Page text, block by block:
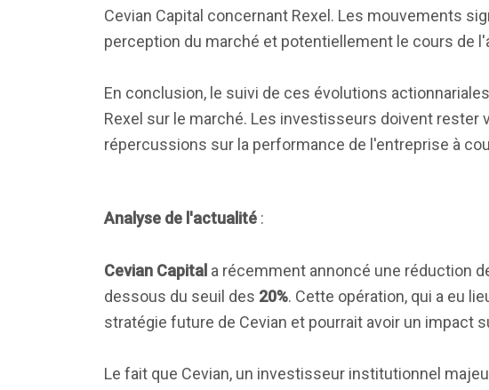
Cevian Capital concernant Rexel. Les mouvements
perception du marché et potentiellement le cours de
En conclusion, le suivi de ces évolutions
Rexel sur le marché. Les investisseurs doivent
répercussions sur la performance de l'entreprise à
Analyse de l'actualité :
Cevian Capital a récemment annoncé une réduction
dessous du seuil des 20%. Cette opération, qui a eu
stratégie future de Cevian et pourrait avoir un impact
Le fait que Cevian, un investisseur institutionnel